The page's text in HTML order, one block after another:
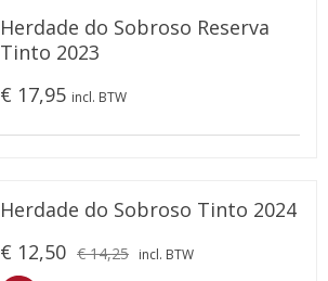
Herdade do Sobroso Reserva
Tinto 2023
€ 17,95 incl. BTW
Herdade do Sobroso Tinto 2024
€ 12,50 € 14,25 incl. BTW